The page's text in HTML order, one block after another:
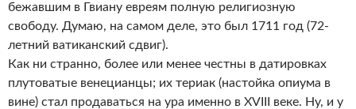
бежавшим в Гвиану евреям полную религиозную
свободу. Думаю, на самом деле, это был 1711 год (72-
летний ватиканский сдвиг).
Как ни странно, более или менее честны в датировках
плутоватые венецианцы; их териак (настойка опиума в
вине) стал продаваться на ура именно в XVIII веке. Ну, и у